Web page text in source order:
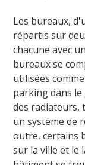
Les bureaux,
répartis sur
chacune avec
bureaux se
utilisées
parking dans
des radiateurs,
un système de
outre, certains
sur la ville et le